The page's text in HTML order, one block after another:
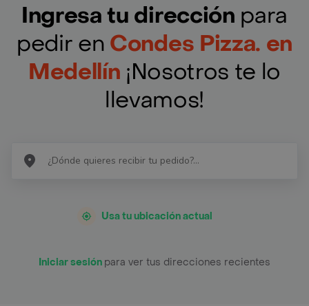
Ingresa tu dirección para
pedir en Condes Pizza. en
Medellín ¡Nosotros te lo
llevamos!
Usa tu ubicación actual
Iniciar sesión para ver tus direcciones recientes